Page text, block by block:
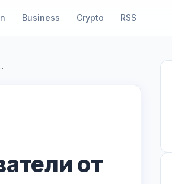
Business Crypto RSS
от